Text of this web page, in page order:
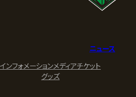
ニュース
インフォメーションメディアチケット
グッズ